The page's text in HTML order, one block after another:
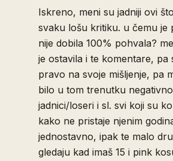
Iskreno, meni su jadniji ovi
svaku lošu kritiku. u čemu je
nije dobila 100% pohvala?
je ostavila i te komentare, pa
pravo na svoje mišljenje, pa
bilo u tom trenutku
jadnici/loseri i sl. svi koji su
kako ne pristaje njenim
jednostavno, ipak te malo
gledaju kad imaš 15 i pink